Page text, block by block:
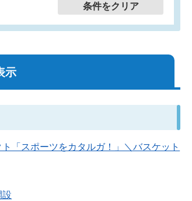
条件をクリア
示
「スポーツをカタルガ！」＼バスケット
設